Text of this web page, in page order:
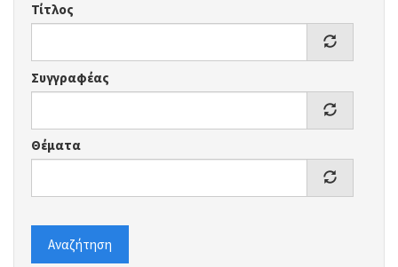
Τίτλος
Συγγραφέας
Θέματα
Αναζήτηση